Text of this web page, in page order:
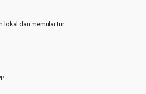
lokal dan memulai tur